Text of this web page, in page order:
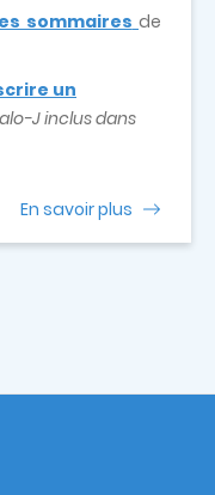
sommaires de
un
J inclus dans
En savoir plus